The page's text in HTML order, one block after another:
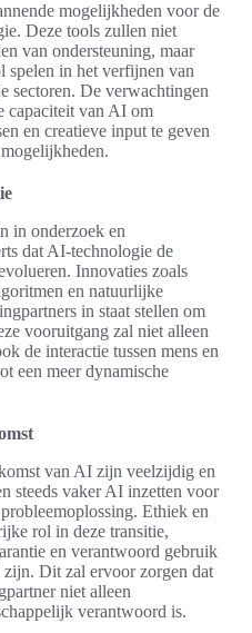
mogelijkheden voor de
Deze tools zullen niet
van ondersteuning, maar
spelen in het verfijnen van
sectoren. De verwachtingen
capaciteit van AI om
en creatieve input te geven
in onderzoek en
dat AI-technologie de
Innovaties zoals
en natuurlijke
in staat stellen om
vooruitgang zal niet alleen
de interactie tussen mens en
een meer dynamische
van AI zijn veelzijdig en
steeds vaker AI inzetten voor
Ethiek en
rol in deze transitie,
en verantwoord gebruik
zijn. Dit zal ervoor zorgen dat
niet alleen
verantwoord is.